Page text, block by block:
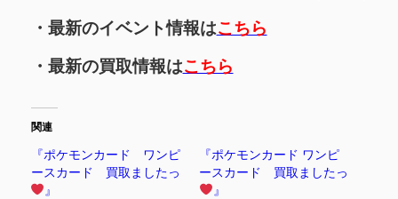
・最新のイベント情報はこちら
・最新の買取情報はこちら
関連
『ポケモンカード ワンピ
ースカード 買取ましたっ
』
『ポケモンカード ワンピ
ースカード 買取ましたっ
』